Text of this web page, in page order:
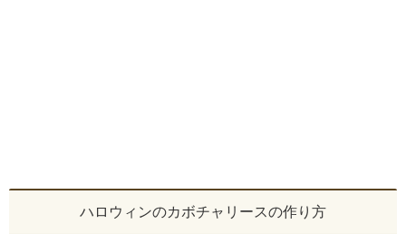
ハロウィンのカボチャリースの作り方